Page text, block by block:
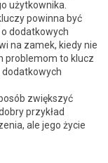
użytkownika.
powinna być
dodatkowych
na zamek, kiedy nie
problemom to klucz
dodatkowych
zwiększyć
przykład
ale jego życie